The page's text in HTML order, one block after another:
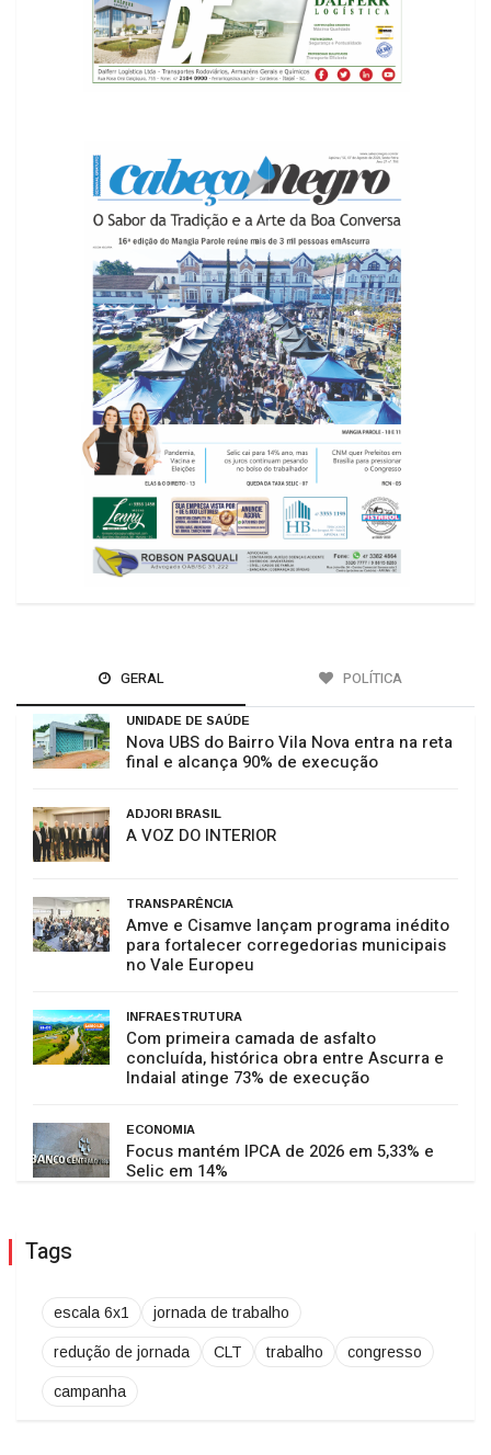
GERAL POLÍTICA
UNIDADE DE SAÚDE
Nova UBS do Bairro Vila Nova entra na reta
final e alcança 90% de execução
ADJORI BRASIL
A VOZ DO INTERIOR
TRANSPARÊNCIA
Amve e Cisamve lançam programa inédito
para fortalecer corregedorias municipais
no Vale Europeu
INFRAESTRUTURA
Com primeira camada de asfalto
concluída, histórica obra entre Ascurra e
Indaial atinge 73% de execução
ECONOMIA
Focus mantém IPCA de 2026 em 5,33% e
Selic em 14%
Tags
escala 6x1 jornada de trabalho
redução de jornada CLT trabalho congresso
campanha